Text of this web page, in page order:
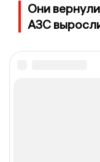
Они
АЗС